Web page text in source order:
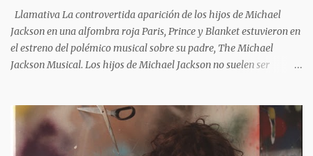
https://frasesdelavida.com/frases-de-sex-pis...
Llamativa La controvertida aparición de los hijos de Michael
Jackson en una alfombra roja Paris, Prince y Blanket estuvieron en
el estreno del polémico musical sobre su padre, The Michael
Jackson Musical. Los hijos de Michael Jackson no suelen ser
regla y el motivo estuvo rodeado de controversias. Los tres - Paris,
Prince y Blanket- dieron su presente en la función de avant
premiere de MJ: The Musical, en Broadway. Además, fiel a estos